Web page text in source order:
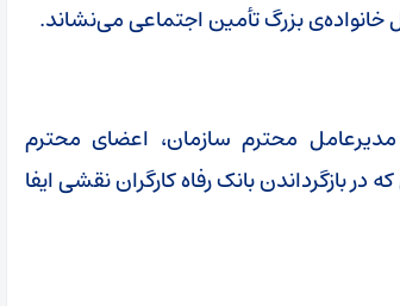
خانواده‌ی بزرگ تأمین اجتماعی می‌نشاند.
محترم سازمان، اعضای محترم
بازگرداندن بانک رفاه کارگران نقشی ایفا